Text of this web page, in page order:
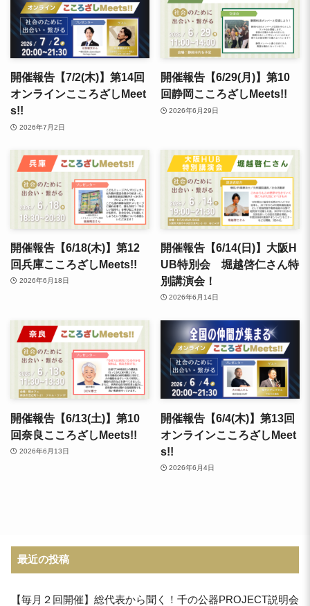
開催報告【7/2(木)】第14回
オンラインこころざしMeet
s!!
2026年7月2日
開催報告【6/29(月)】第10
回静岡こころざしMeets!!
2026年6月29日
開催報告【6/18(木)】第12
回兵庫こころざしMeets!!
2026年6月18日
開催報告【6/14(日)】大阪H
UB特別会 堀越啓仁さん特
別講演会！
2026年6月14日
開催報告【6/13(土)】第10
回奈良こころざしMeets!!
2026年6月13日
開催報告【6/4(木)】第13回
オンラインこころざしMeet
s!!
2026年6月4日
最近の投稿
【毎月２回開催】総代表から聞く！千の公器PROJECT説明会